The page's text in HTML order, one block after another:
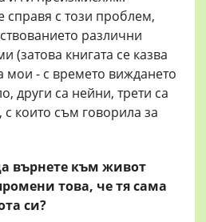
справя с този проблем,
различни
(затова книгата се казва
мои - с времето виждането
други са нейни, трети са
с които съм говорила за
върнете към живот
това, че тя сама
си?